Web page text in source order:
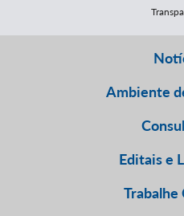
Ambiente
Editais e
Trabalhe